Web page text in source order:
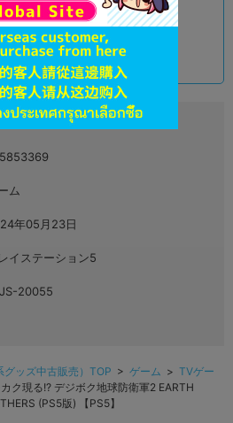
円 税込
ム
年05月23日
イステーション5
20055
グッズ中古販売）TOP > ゲーム > TVゲー
ク現る!? デジボク地球防衛軍2 EARTH
(PS5版) 【PS5】